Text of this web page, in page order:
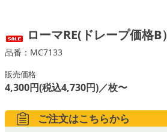
ローマRE(ドレープ価格B）
品番：MC7133
販売価格
4,300円(税込4,730円)／枚〜
ご注文はこちらから